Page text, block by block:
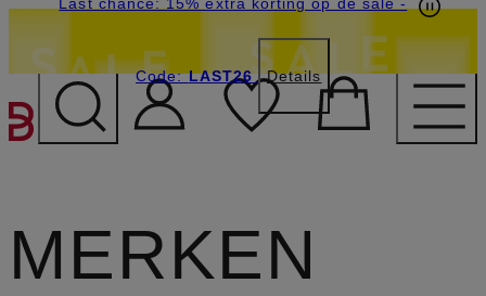
GA NAAR
Code:LAST26 Details
MERKEN